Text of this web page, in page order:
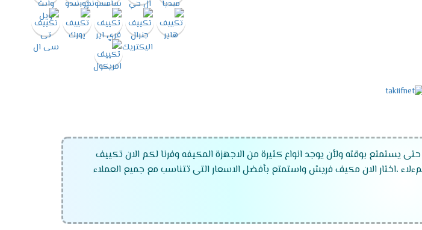
يستمتع بوقته ولأن يوجد انواع كثيرة من الاجهزة المكيفه وفرنا لكم الان تكييف
،اختار الان مكيف فريش واستمتع بأفضل الاسعار التى تتناسب مع جميع العملاء
فريش2024